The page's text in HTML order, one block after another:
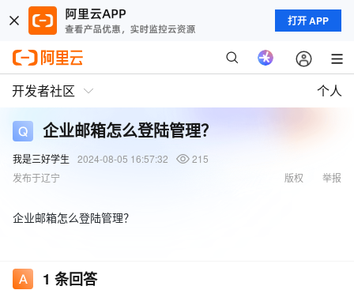
打开 APP
开发者社区 个人
企业邮箱怎么登陆管理？
我是三好学生 2024-08-05 16:57:32
215
发布于辽宁
举报
版权
企业邮箱怎么登陆管理？
1 条回答